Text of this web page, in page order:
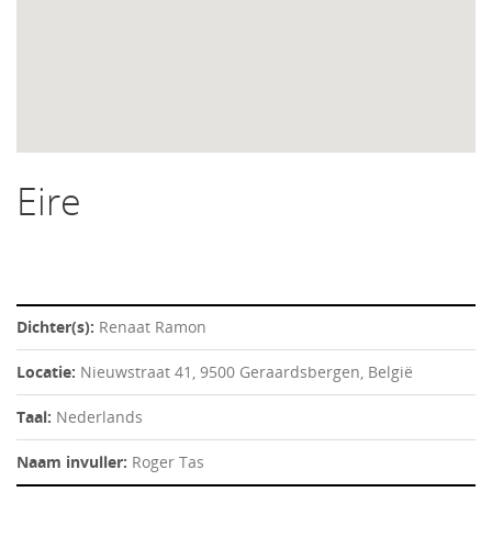
Eire
Dichter(s): Renaat Ramon
Locatie: Nieuwstraat 41, 9500 Geraardsbergen, België
Taal: Nederlands
Naam invuller: Roger Tas